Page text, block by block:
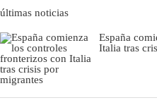
últimas noticias
España
Italia tras